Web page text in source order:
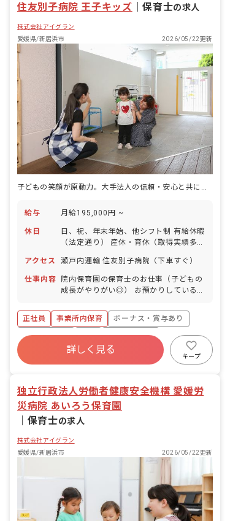
住友別子病院 王子キッズ ｜保育士の求人
株式会社アイグラン
愛媛県/新居浜市
2026/05/22更新
給与 月給195,000円 ~
休日
日、祝、年末年始、他シフト制 有給休暇
（法定通り） 産休・育休（取得実績多
日
アクセス 瀬戸内運輸 住友別子病院（下車すぐ）
仕事内容
院内保育園の保育士のお仕事（子どもの
成長がやりがい◎） お預かりしている子
食事・睡眠・排泄・清潔・衣類の着脱等
・集団生活を通じた社会性の装着 ・行事
の計画・実行、お知らせの作成
正社員 事業所内保育
ボーナス・賞与あり
社会保険完備
有給
福利厚生充実
昇給昇進あり
産休育休制度
詳しく見る
キープ
独立行政法人労働者健康安全機構 愛媛労
災病院 あいろう保育園
保育士の求人
株式会社アイグラン
愛媛県/新居浜市
2026/05/22更新